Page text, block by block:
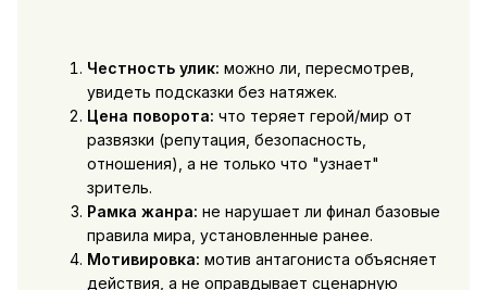
Честность улик: можно ли, пересмотрев,
увидеть подсказки без натяжек.
Цена поворота: что теряет герой/мир от
развязки (репутация, безопасность,
отношения), а не только что "узнает"
зритель.
Рамка жанра: не нарушает ли финал базовые
правила мира, установленные ранее.
Мотивировка: мотив антагониста объясняет
действия, а не оправдывает сценарную